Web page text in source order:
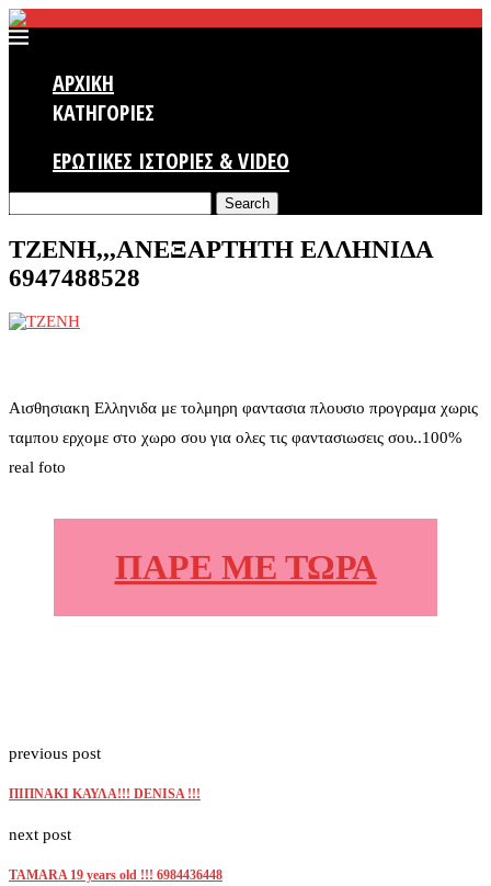
ΑΡΧΙΚΗ
ΚΑΤΗΓΟΡΙΕΣ
ΕΡΩΤΙΚΕΣ ΙΣΤΟΡΙΕΣ & VIDEO
Search
ΤΖΕΝΗ,,,ΑΝΕΞΑΡΤΗΤΗ ΕΛΛΗΝΙΔΑ
6947488528
Αισθησιακη Ελληνιδα με τολμηρη φαντασια πλουσιο προγραμα χωρις
ταμπου ερχομε στο χωρο σου για ολες τις φαντασιωσεις σου..100%
real foto
ΠΑΡΕ ΜΕ ΤΩΡΑ
previous post
ΠΙΠΝΑΚΙ ΚΑΥΛΑ!!! DENISA !!!
next post
TAMARA 19 years old !!! 6984436448